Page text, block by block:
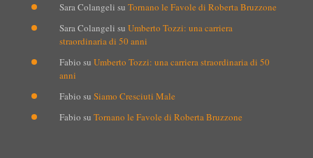
Sara Colangeli su Tornano le Favole di Roberta Bruzzone
Sara Colangeli su Umberto Tozzi: una carriera
straordinaria di 50 anni
Fabio su Umberto Tozzi: una carriera straordinaria di 50
anni
Fabio su Siamo Cresciuti Male
Fabio su Tornano le Favole di Roberta Bruzzone